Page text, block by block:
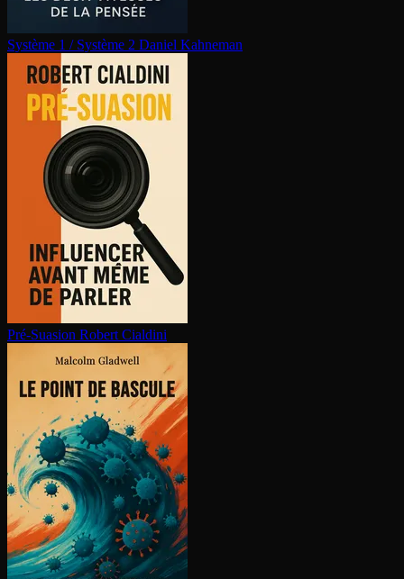
Système 1 / Système 2 Daniel Kahneman
Pré-Suasion Robert Cialdini